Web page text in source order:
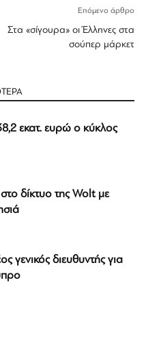
Επόμενο άρθρο
Στα «σίγουρα» οι Έλληνες στα
σούπερ μάρκετ
εκατ. ευρώ ο κύκλος
δίκτυο της Wolt με
γενικός διευθυντής για